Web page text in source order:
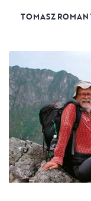
TOMASZ ROMAN